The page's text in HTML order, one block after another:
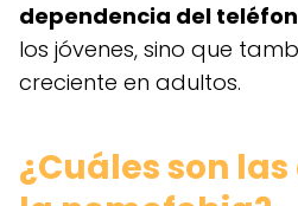
dependencia del
los jóvenes, sino que
creciente en adultos.
¿Cuáles son